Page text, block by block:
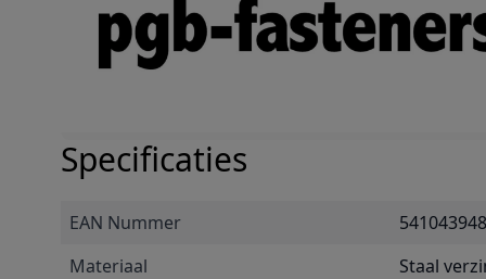
Specificaties
EAN Nummer
Materiaal
Staal